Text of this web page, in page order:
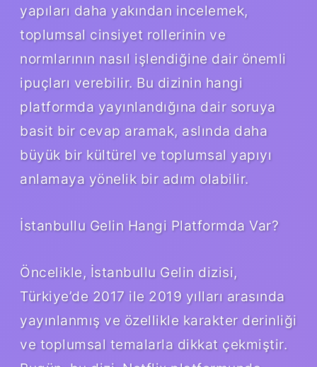
yapıları daha yakından incelemek,
toplumsal cinsiyet rollerinin ve
normlarının nasıl işlendiğine dair önemli
ipuçları verebilir. Bu dizinin hangi
platformda yayınlandığına dair soruya
basit bir cevap aramak, aslında daha
büyük bir kültürel ve toplumsal yapıyı
anlamaya yönelik bir adım olabilir.
İstanbullu Gelin Hangi Platformda Var?
Öncelikle, İstanbullu Gelin dizisi,
Türkiye’de 2017 ile 2019 yılları arasında
yayınlanmış ve özellikle karakter derinliği
ve toplumsal temalarla dikkat çekmiştir.